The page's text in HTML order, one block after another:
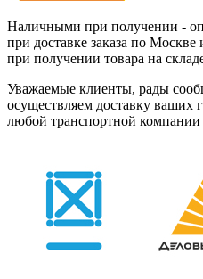
Наличными при получении -
при доставке заказа по
при получении товара на
Уважаемые клиенты, рады
осуществляем доставку ваших
любой транспортной компании